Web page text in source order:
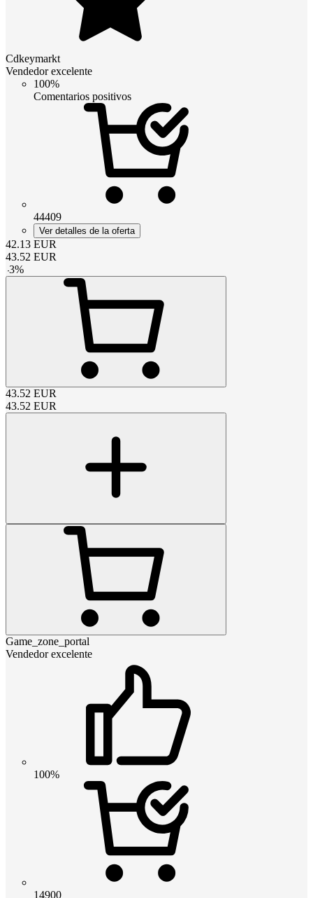
Cdkeymarkt
Vendedor excelente
100%
Comentarios positivos
44409
Ver detalles de la oferta
42.13 EUR
43.52 EUR
-3%
43.52 EUR
43.52 EUR
Game_zone_portal
Vendedor excelente
100%
14900